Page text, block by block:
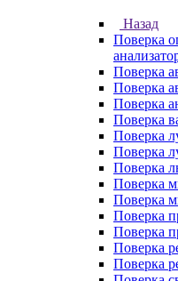
Назад
Поверка
Поверка
Поверка
Поверка
Поверка
Поверка
Поверка
Поверка
Поверка
Поверка
Поверка
Поверка
Поверка
Поверка